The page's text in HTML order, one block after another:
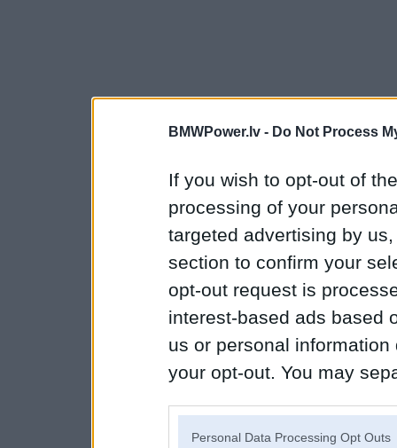
BMWPower.lv - Do Not Process
If you wish to opt-out of
processing of your
targeted advertising by
section to confirm your
opt-out request is
interest-based ads based
us or personal
your opt-out. You may
Personal Data Processing Opt Outs